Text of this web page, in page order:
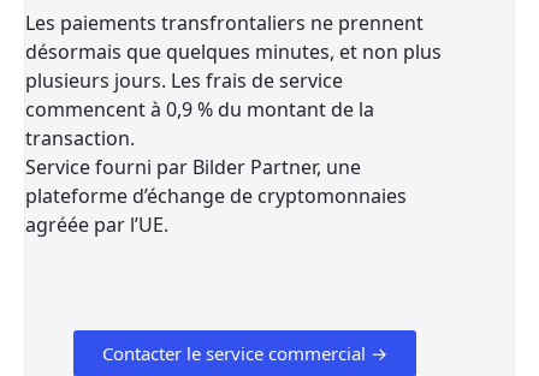
Les paiements transfrontaliers ne prennent
désormais que quelques minutes, et non plus
plusieurs jours. Les frais de service
commencent à 0,9 % du montant de la
transaction.
Service fourni par Bilder Partner, une
plateforme d’échange de cryptomonnaies
agréée par l’UE.
Contacter le service commercial →